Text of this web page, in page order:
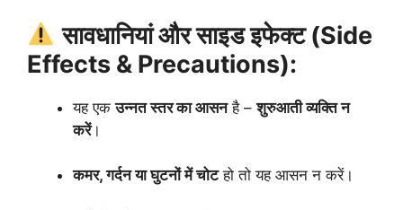
सावधानियां और साइड इफेक्ट (Side
Effects & Precautions):
यह एकउन्नत स्तर का आसनहै –शुरुआती व्यक्ति न
करें।
कमर, गर्दन या घुटनों में चोटहो तो यह आसन न करें।